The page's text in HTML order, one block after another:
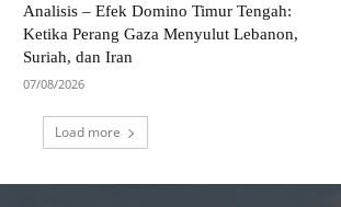
Analisis – Efek Domino Timur Tengah:
Ketika Perang Gaza Menyulut Lebanon,
Suriah, dan Iran
07/08/2026
Load more